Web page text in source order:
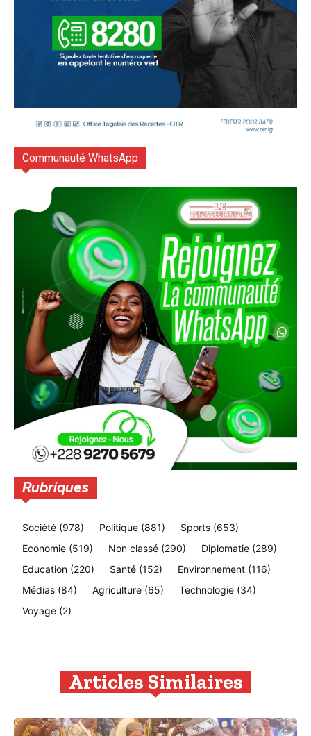
Communauté WhatsApp
Rubriques
Société (978) Politique (881) Sports (653)
Economie (519) Non classé (290) Diplomatie (289)
Education (220) Santé (152) Environnement (116)
Médias (84) Agriculture (65) Technologie (34)
Voyage (2)
Articles Similaires